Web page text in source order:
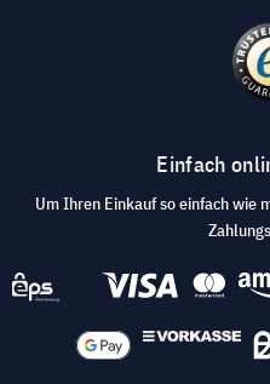
Einfach
Um Ihren Einkauf so einfach wie